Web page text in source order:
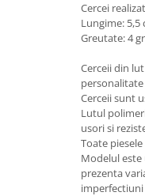
Cercei
Lungime: 5,5
Greutate: 4
Cerceii din
Cerceii sunt
Lutul
usori si
Toate
Modelul
prezenta